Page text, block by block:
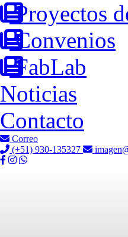
Proyectos
Convenios
FabLab
Noticias
Contacto
Correo
(+51) 930-135327